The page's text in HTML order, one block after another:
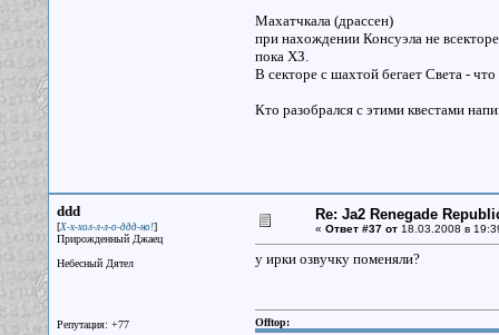
Махатчкала (драссен)
при нахождении Консуэла не
пока ХЗ.
В секторе с шахтой бегает Света -
Кто разобрался с этими квестами
ddd
[Х-х-хол-л-л-о-ддд-но!]
Прирожденный Джаец
Небесный Дятел
Репутация: +77
Re: Ja2 Renegade
« Ответ #37 от18.03.2008 в
у ирки озвучку поменяли?
Offtop: